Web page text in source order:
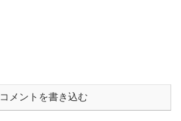
コメントを書き込む